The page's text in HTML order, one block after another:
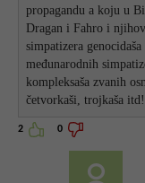
propagandu a koju u
Dragan i Fahro i
simpatizera
međunarodnih
kompleksaša zvanih
četvorkaši, trojkaša
2 0